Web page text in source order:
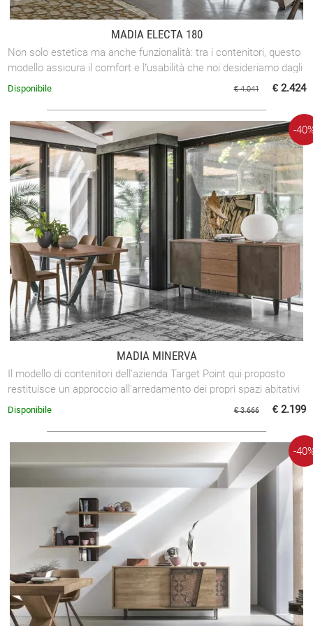
MADIA ELECTA 180
Non solo estetica ma anche funzionalità: tra i contenitori, questo
modello assicura il comfort e l’usabilità che noi desideriamo dagli
arredi della ...
€ 4.041 € 2.424
Disponibile
MADIA MINERVA
Il modello di contenitori dell'azienda Target Point qui proposto
restituisce un approccio all'arredamento dei propri spazi abitativi
che sceglie ...
-
€ 3.666 € 2.199
Disponibile
-